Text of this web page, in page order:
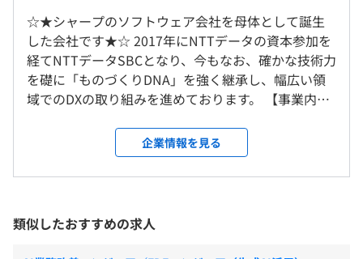
い、現在は商品化されており、今後はAIの分析技術を高度
化することで、発情期検知だけでなく、成長管理や病気検
知など総合的に管理し、養豚産業の課題解決に貢献しま
す。
■スマートシティ
交通の効率化や住民の生活充実度の向上は、サステナビリ
ティの観点からも注目されている課題です。
ナル化を実現。
■テレワーク制度利用率：33%
就業場所の変更範囲
＜雇入時＞
会社の定める場所
屋内原則禁煙（屋上・屋外に喫煙可能エリアあり）
休憩時間：60分
平均残業時間：平均20時間／月
〈年間休日130日〉※2023年実績
■完全週休2日制（土曜・日曜・祝日）
※入社日を基準に、2月末日に至るまでの日数に応じて、
☆★シャープのソフトウェア会社を母体として誕生
した会社です★☆ 2017年にNTTデータの資本参加を
経てNTTデータSBCとなり、今もなお、確かな技術力
を礎に「ものづくりDNA」を強く継承し、幅広い領
域でのDXの取り組みを進めております。 【事業内
込み技術」や「通信技術」などが強みです。 その技
術力を次世代モビリティやスマートシティ、さまざ
まな業界におけるCX（カスタマーエクスペリエン
■モバイルアプリ（ドライバ、プロトコル層からア
プリケーション層まで幅広く対応） ■5G基地局関連
（ローカル、パブリック） ■オートモーティブ領域
企業情報を見る
類似したおすすめの求人